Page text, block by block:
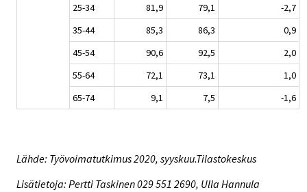
25-34
81,9 79,1
-2,7
35-44
85,3 86,3
0,9
45-54
90,6 92,5
2,0
55-64
72,1 73,1
1,0
65-74
9,1 7,5 -1,6
Lähde: Työvoimatutkimus 2020, syyskuu.Tilastokeskus
Lisätietoja: Pertti Taskinen 029 551 2690, Ulla Hannula